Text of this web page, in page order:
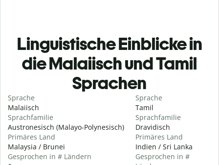
Linguistische Einblicke in
die Malaiisch und Tamil
Sprachen
Sprache
Malaiisch
Sprachfamilie
Austronesisch (Malayo-Polynesisch)
Primäres Land
Malaysia / Brunei
Gesprochen in # Ländern
Sprache
Tamil
Sprachfamilie
Dravidisch
Primäres Land
Indien / Sri Lanka
Gesprochen in #